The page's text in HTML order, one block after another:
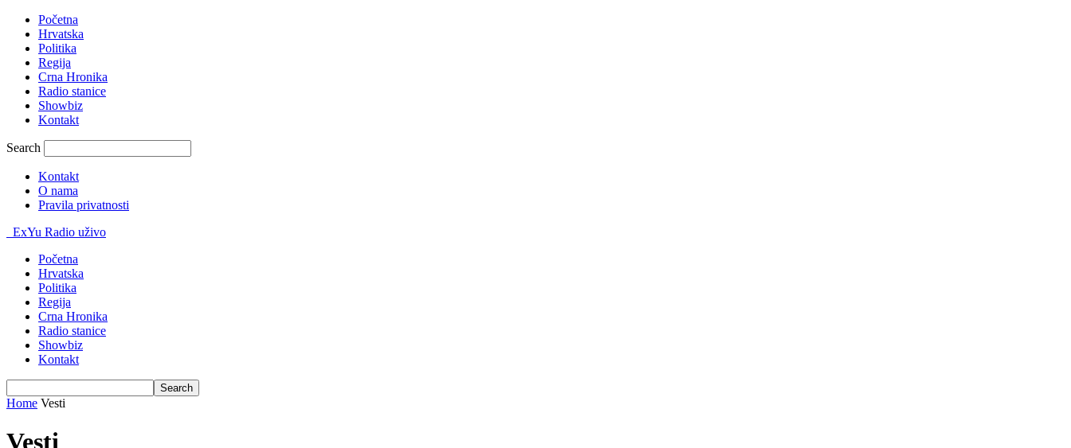
Početna
Hrvatska
Politika
Regija
Crna Hronika
Radio stanice
Showbiz
Kontakt
Search
Kontakt
O nama
Pravila privatnosti
ExYu Radio uživo
Početna
Hrvatska
Politika
Regija
Crna Hronika
Radio stanice
Showbiz
Kontakt
Home Vesti
Vesti